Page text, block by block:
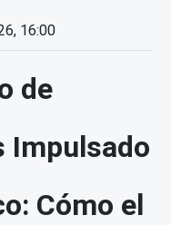
16:00
de
Impulsado
Cómo el